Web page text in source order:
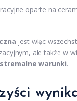
oparte na
jest więc
ale także w
warunki.